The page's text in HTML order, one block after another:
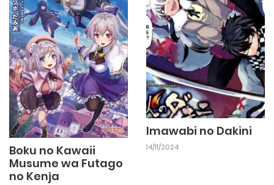
Chapter 1
Boku no Kawaii
Musume wa Futago
no Kenja
Imawabi no Dakini
14/11/2024